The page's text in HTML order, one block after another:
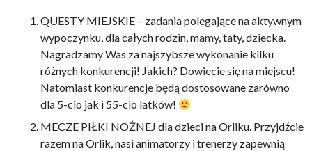
QUESTY MIEJSKIE – zadania polegające na aktywnym
wypoczynku, dla całych rodzin, mamy, taty, dziecka.
Nagradzamy Was za najszybsze wykonanie kilku
różnych konkurencji! Jakich? Dowiecie się na miejscu!
Natomiast konkurencje będą dostosowane zarówno
dla 5-cio jak i 55-cio latków!
MECZE PIŁKI NOŻNEJ dla dzieci na Orliku. Przyjdźcie
razem na Orlik, nasi animatorzy i trenerzy zapewnią